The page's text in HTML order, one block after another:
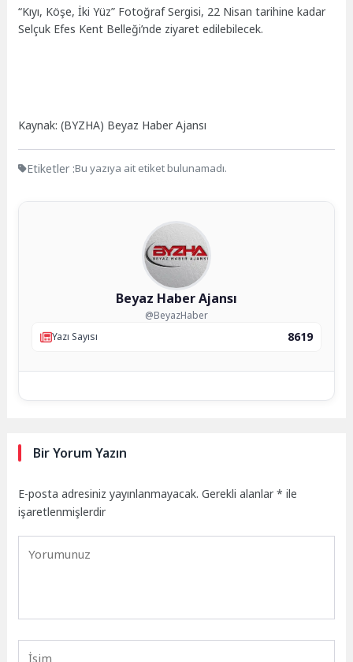
“Kıyı, Köşe, İki Yüz” Fotoğraf Sergisi, 22 Nisan tarihine kadar
Selçuk Efes Kent Belleği’nde ziyaret edilebilecek.
Kaynak: (BYZHA) Beyaz Haber Ajansı
Etiketler :Bu yazıya ait etiket bulunamadı.
Beyaz Haber Ajansı
@BeyazHaber
Yazı Sayısı
8619
Bir Yorum Yazın
E-posta adresiniz yayınlanmayacak. Gerekli alanlar* ile
işaretlenmişlerdir